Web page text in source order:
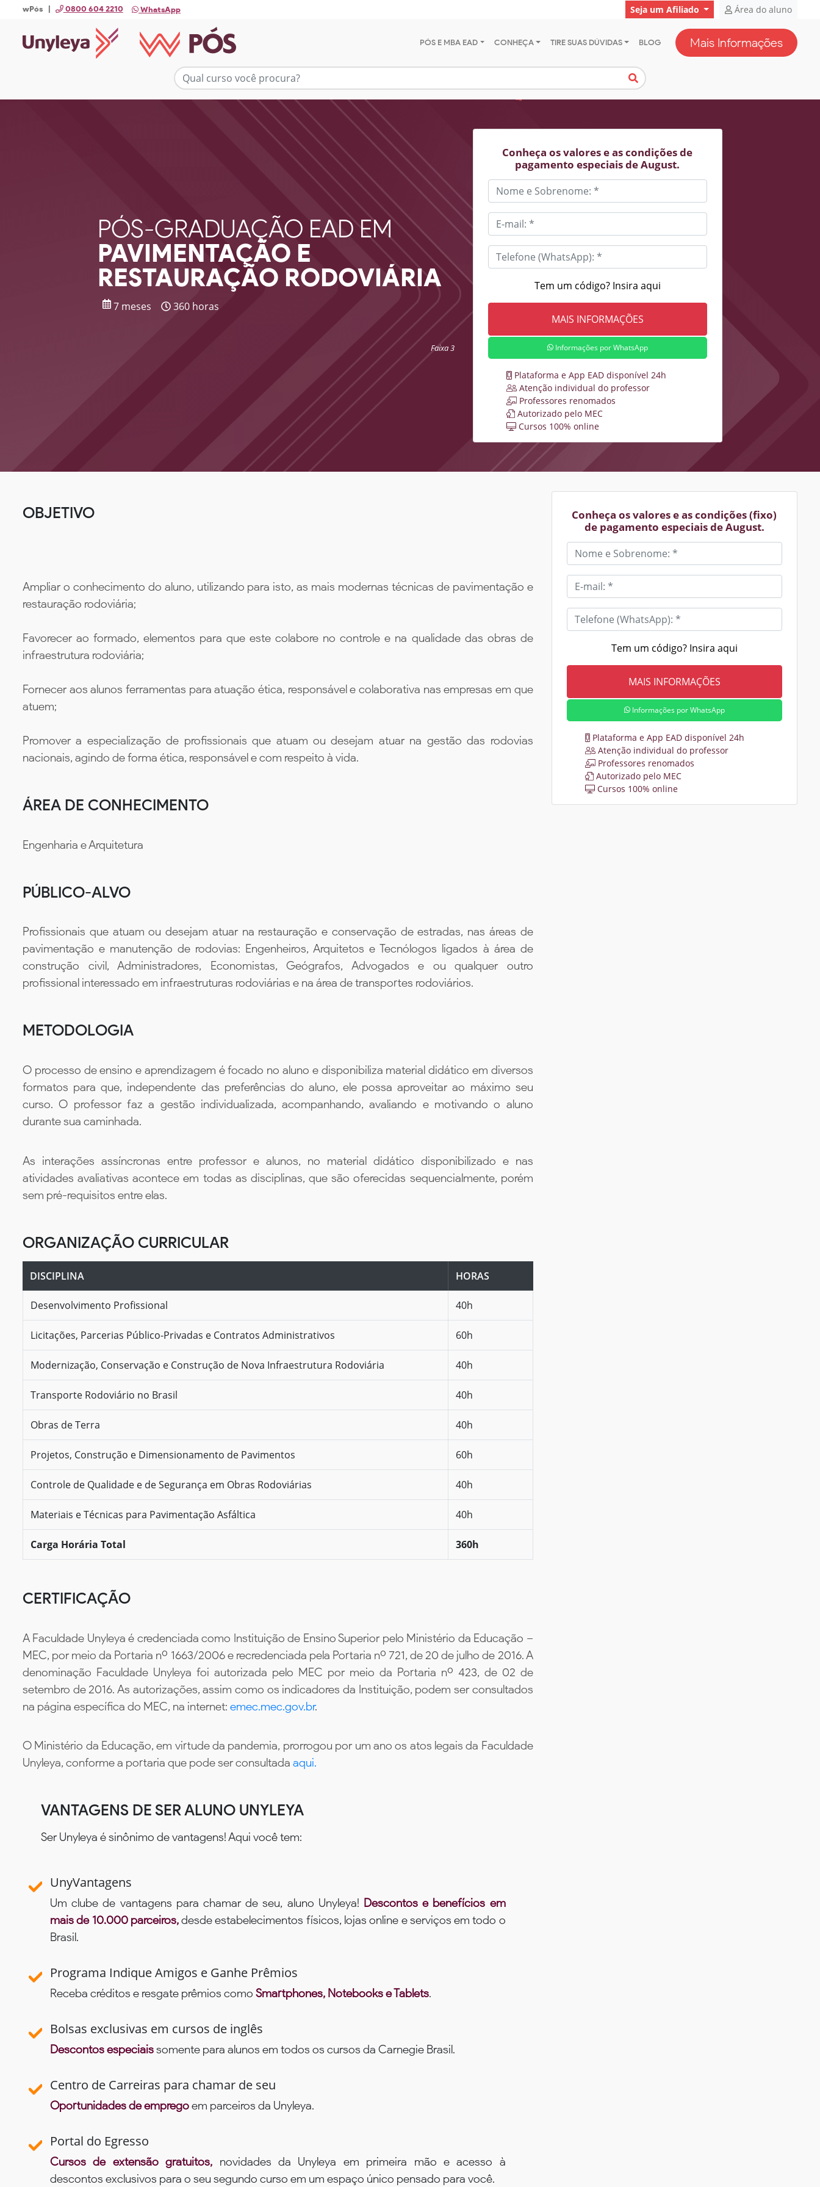
wPós | 0800 604 2210 WhatsApp Seja um Afiliado Área do aluno
PÓS E MBA EAD CONHEÇA TIRE SUAS DÚVIDAS BLOG Mais Informações
PÓS-GRADUAÇÃO EAD EM
PAVIMENTAÇÃO E
RESTAURAÇÃO RODOVIÁRIA
7 meses 360 horas
Faixa 3
Conheça os valores e as condições de
pagamento especiais de August.
Tem um código? Insira aqui
Informações por WhatsApp
Plataforma e App EAD disponível 24h
Atenção individual do professor
Professores renomados
Autorizado pelo MEC
Cursos 100% online
OBJETIVO
Ampliar o conhecimento do aluno, utilizando para isto, as mais modernas técnicas de pavimentação e
restauração rodoviária;
Favorecer ao formado, elementos para que este colabore no controle e na qualidade das obras de
infraestrutura rodoviária;
Fornecer aos alunos ferramentas para atuação ética, responsável e colaborativa nas empresas em que
atuem;
Promover a especialização de profissionais que atuam ou desejam atuar na gestão das rodovias
nacionais, agindo de forma ética, responsável e com respeito à vida.
ÁREA DE CONHECIMENTO
Engenharia e Arquitetura
PÚBLICO-ALVO
Profissionais que atuam ou desejam atuar na restauração e conservação de estradas, nas áreas de
pavimentação e manutenção de rodovias: Engenheiros, Arquitetos e Tecnólogos ligados à área de
construção civil, Administradores, Economistas, Geógrafos, Advogados e ou qualquer outro
profissional interessado em infraestruturas rodoviárias e na área de transportes rodoviários.
METODOLOGIA
O processo de ensino e aprendizagem é focado no aluno e disponibiliza material didático em diversos
formatos para que, independente das preferências do aluno, ele possa aproveitar ao máximo seu
curso. O professor faz a gestão individualizada, acompanhando, avaliando e motivando o aluno
durante sua caminhada.
As interações assíncronas entre professor e alunos, no material didático disponibilizado e nas
atividades avaliativas acontece em todas as disciplinas, que são oferecidas sequencialmente, porém
sem pré-requisitos entre elas.
ORGANIZAÇÃO CURRICULAR
DISCIPLINA HORAS
Desenvolvimento Profissional 40h
Licitações, Parcerias Público-Privadas e Contratos Administrativos 60h
Modernização, Conservação e Construção de Nova Infraestrutura Rodoviária 40h
Transporte Rodoviário no Brasil 40h
Obras de Terra 40h
Projetos, Construção e Dimensionamento de Pavimentos 60h
Controle de Qualidade e de Segurança em Obras Rodoviárias 40h
Materiais e Técnicas para Pavimentação Asfáltica 40h
Carga Horária Total 360h
CERTIFICAÇÃO
A Faculdade Unyleya é credenciada como Instituição de Ensino Superior pelo Ministério da Educação –
MEC, por meio da Portaria nº 1663/2006 e recredenciada pela Portaria nº 721, de 20 de julho de 2016. A
denominação Faculdade Unyleya foi autorizada pelo MEC por meio da Portaria nº 423, de 02 de
setembro de 2016. As autorizações, assim como os indicadores da Instituição, podem ser consultados
na página específica do MEC, na internet: emec.mec.gov.br.
O Ministério da Educação, em virtude da pandemia, prorrogou por um ano os atos legais da Faculdade
Unyleya, conforme a portaria que pode ser consultada aqui.
VANTAGENS DE SER ALUNO UNYLEYA
Ser Unyleya é sinônimo de vantagens! Aqui você tem:
UnyVantagens
Um clube de vantagens para chamar de seu, aluno Unyleya! Descontos e benefícios em
mais de 10.000 parceiros,desde estabelecimentos físicos, lojas online e serviços em todo o
Brasil.
Programa Indique Amigos e Ganhe Prêmios
Receba créditos e resgate prêmios como Smartphones, Notebooks e Tablets.
Bolsas exclusivas em cursos de inglês
Descontos especiaissomente para alunos em todos os cursos da Carnegie Brasil.
Centro de Carreiras para chamar de seu
Oportunidades de empregoem parceiros da Unyleya.
Portal do Egresso
Cursos de extensão gratuitos, novidades da Unyleya em primeira mão e acesso à
descontos exclusivos para o seu segundo curso em um espaço único pensado para você.
Conheça os valores e as condições (fixo)
de pagamento especiais de August.
Tem um código? Insira aqui
Informações por WhatsApp
Plataforma e App EAD disponível 24h
Atenção individual do professor
Professores renomados
Autorizado pelo MEC
Cursos 100% online